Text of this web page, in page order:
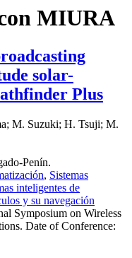
MIURA
solar-
Plus
M. Suzuki; H. Tsuji; M.
Penín.
, Sistemas
inteligentes de
y su navegación
Symposium on Wireless
Date of Conference: